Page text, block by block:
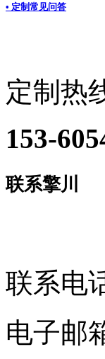
• 定制常见问答
定制热
153-
联系擎川
联系电
电子邮